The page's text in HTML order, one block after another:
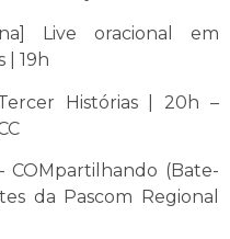
Live oracional em
| 19h
Histórias | 20h –
COMpartilhando (Bate-
da Pascom Regional